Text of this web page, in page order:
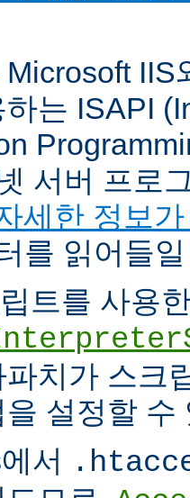
는 ISAPI
서버 프로
세한 정보
를 읽어들
트를 사용
치가 스크
설정할 수
서